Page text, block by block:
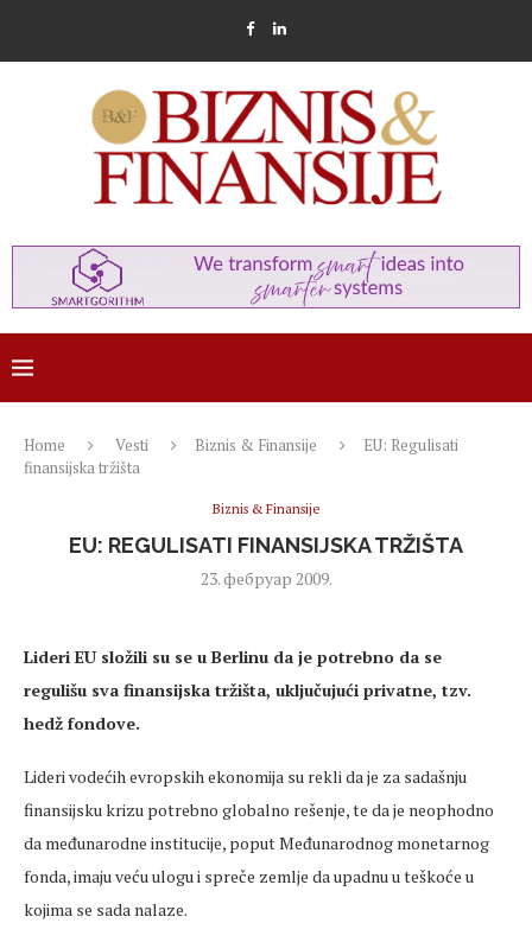
Home Vesti Biznis & Finansije
EU: Regulisati
finansijska tržišta
Biznis & Finansije
EU: REGULISATI FINANSIJSKA TRŽIŠTA
23. фебруар 2009.
Lideri EU složili su se u Berlinu da je potrebno da se
regulišu sva finansijska tržišta, uključujući privatne, tzv.
hedž fondove.
Lideri vodećih evropskih ekonomija su rekli da je za sadašnju
finansijsku krizu potrebno globalno rešenje, te da je neophodno
da međunarodne institucije, poput Međunarodnog monetarnog
fonda, imaju veću ulogu i spreče zemlje da upadnu u teškoće u
kojima se sada nalaze.